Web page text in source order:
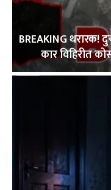
BREAKING थरारक!
कार विहिरीत